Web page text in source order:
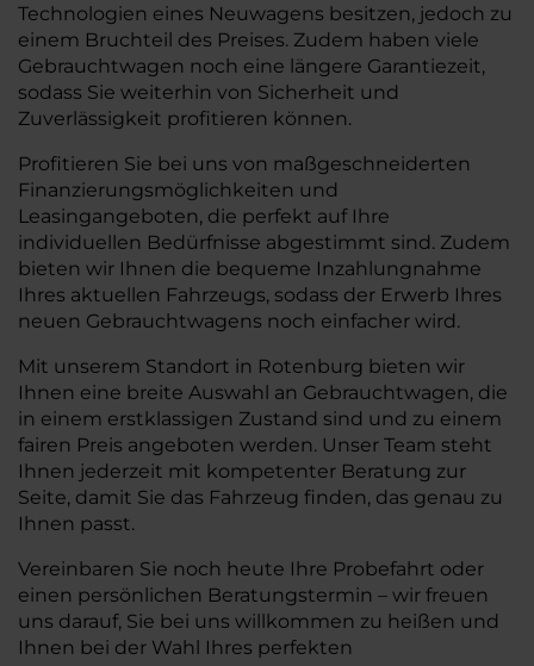
Technologien eines Neuwagens besitzen, jedoch zu
einem Bruchteil des Preises. Zudem haben viele
Gebrauchtwagen noch eine längere Garantiezeit,
sodass Sie weiterhin von Sicherheit und
Zuverlässigkeit profitieren können.
Profitieren Sie bei uns von maßgeschneiderten
Finanzierungsmöglichkeiten und
Leasingangeboten, die perfekt auf Ihre
individuellen Bedürfnisse abgestimmt sind. Zudem
bieten wir Ihnen die bequeme Inzahlungnahme
Ihres aktuellen Fahrzeugs, sodass der Erwerb Ihres
neuen Gebrauchtwagens noch einfacher wird.
Mit unserem Standort in Rotenburg bieten wir
Ihnen eine breite Auswahl an Gebrauchtwagen, die
in einem erstklassigen Zustand sind und zu einem
fairen Preis angeboten werden. Unser Team steht
Ihnen jederzeit mit kompetenter Beratung zur
Seite, damit Sie das Fahrzeug finden, das genau zu
Ihnen passt.
Vereinbaren Sie noch heute Ihre Probefahrt oder
einen persönlichen Beratungstermin – wir freuen
uns darauf, Sie bei uns willkommen zu heißen und
Ihnen bei der Wahl Ihres perfekten